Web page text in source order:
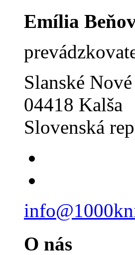
Emília
Slanské
04418 Kalša
Slovenská
O nás